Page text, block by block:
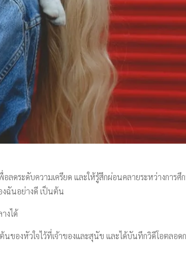
ลดระดับความเครียด และให้รู้สึกผ่อนคลายระหว่างการศึ
งฉันอย่างดี เป็นต้น
งได้
ของหัวใจไว้ที่เจ้าของและสุนัข และได้บันทึกวิดีโอตลอด